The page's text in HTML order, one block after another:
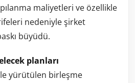
maliyetleri ve özellikle
nedeniyle şirket
büyüdü.
planları
yürütülen birleşme